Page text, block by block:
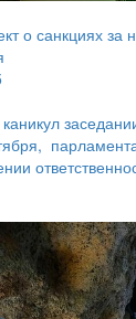
о санкциях за